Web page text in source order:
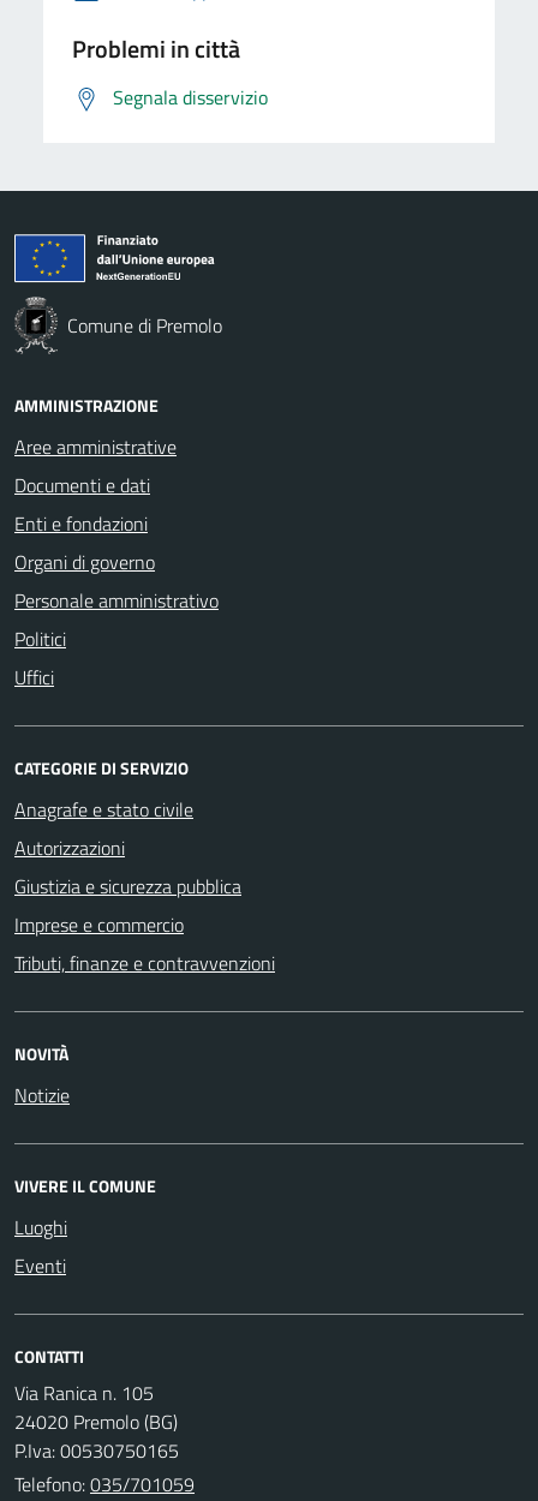
Problemi in città
Segnala disservizio
Comune di Premolo
AMMINISTRAZIONE
Aree amministrative
Documenti e dati
Enti e fondazioni
Organi di governo
Personale amministrativo
Politici
Uffici
CATEGORIE DI SERVIZIO
Anagrafe e stato civile
Autorizzazioni
Giustizia e sicurezza pubblica
Imprese e commercio
Tributi, finanze e contravvenzioni
NOVITÀ
Notizie
VIVERE IL COMUNE
Luoghi
Eventi
CONTATTI
Via Ranica n. 105
24020 Premolo (BG)
P.Iva: 00530750165
Telefono:035/701059